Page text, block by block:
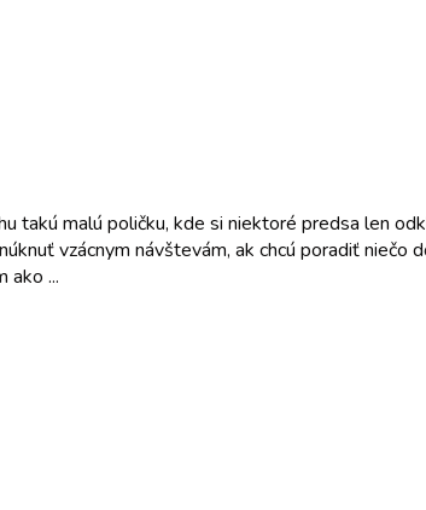
takú malú poličku, kde si niektoré predsa len
vzácnym návštevám, ak chcú poradiť
ako ...